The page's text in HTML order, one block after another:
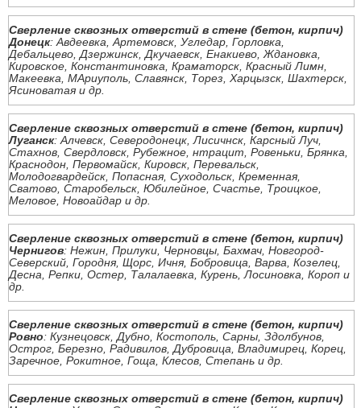
Сверление сквозных отверстий в стене (бетон, кирпич)
Донецк: Авдеевка, Артемовск, Угледар, Горловка,
Дебальцево, Дзержинск, Дкучаевск, Енакиево, Ждановка,
Кировское, Константиновка, Краматорск, Красный Лимн,
Макеевка, МАриуполь, Славянск, Торез, Харцызск, Шахтерск,
Ясиноватая и др.
Сверление сквозных отверстий в стене (бетон, кирпич)
Луганск: Алчевск, Северодонецк, Лисичнск, Карсный Луч,
Стахнов, Свердловск, Рубежное, нтрацит, Ровеньки, Брянка,
Краснодон, Первомайск, Кировск, Перевальск,
Молодогвардейск, Попасная, Суходольск, Кременная,
Сватово, Старобельск, Юбилейное, Счастье, Троицкое,
Меловое, Новоайдар и др.
Сверление сквозных отверстий в стене (бетон, кирпич)
Чернигов: Нежин, Прилуки, Черновцы, Бахмач, Новгород-
Северский, Городня, Щорс, Ичня, Бобровица, Варва, Козелец,
Десна, Репки, Остер, Талалаевка, Курень, Лосиновка, Короп и
др.
Сверление сквозных отверстий в стене (бетон, кирпич)
Ровно: Кузнецовск, Дубно, Костополь, Сарны, Здолбунов,
Острог, Березно, Радивилов, Дубровица, Владимирец, Корец,
Заречное, Рокитное, Гоща, Клесов, Степань и др.
Сверление сквозных отверстий в стене (бетон, кирпич)